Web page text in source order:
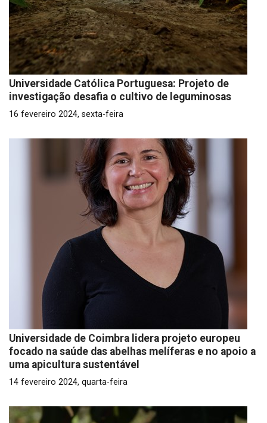
Universidade Católica Portuguesa: Projeto de
investigação desafia o cultivo de leguminosas
16 fevereiro 2024, sexta-feira
Universidade de Coimbra lidera projeto europeu
focado na saúde das abelhas melíferas e no apoio a
uma apicultura sustentável
14 fevereiro 2024, quarta-feira